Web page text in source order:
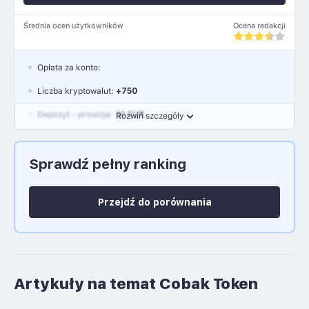
Średnia ocen użytkowników Ocena redakcji
Rozwiń szczegóły
Opłata za konto:
Liczba kryptowalut: +750
Depozyt - prowizja: 10 EUR
Język polski: NIE
Sprawdź pełny ranking
Przejdź do porównania
Artykuły na temat Cobak Token